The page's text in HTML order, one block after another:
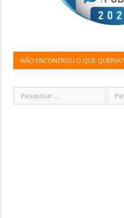
NÃO ENCONTROU O QUE QUERIA?